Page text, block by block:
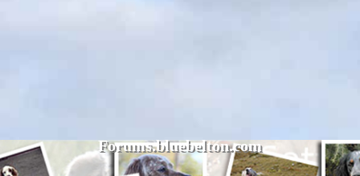
Forums.bluebelton.com